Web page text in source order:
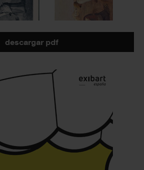
descargar pdf